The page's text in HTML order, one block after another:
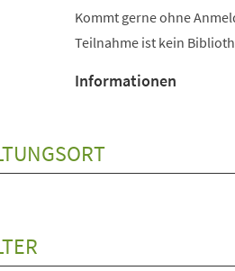
Kommt gerne ohne
Teilnahme ist kein
Informationen